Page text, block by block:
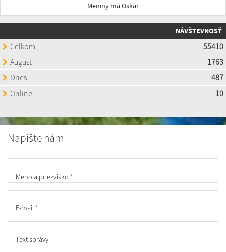
Meniny má Oskár
NÁVŠTEVNOSŤ
Napíšte nám
Meno a priezvisko *
E-mail *
Text správy